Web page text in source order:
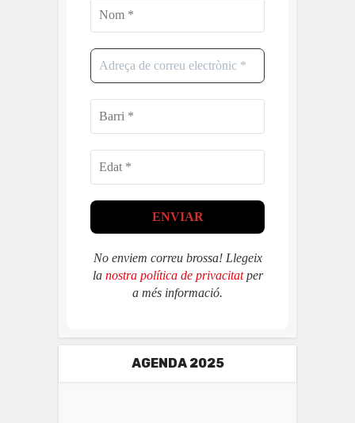
No enviem correu brossa! Llegeix
la nostra política de privacitatper
a més informació.
AGENDA 2025